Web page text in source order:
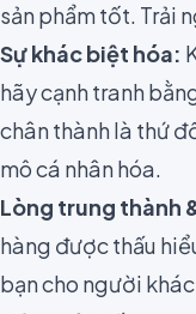
sản phẩm tốt. Trải
Sự khác biệt hóa:
hãy cạnh tranh
chân thành là thứ
mô cá nhân hóa.
Lòng trung thành
hàng được thấu
bạn cho người